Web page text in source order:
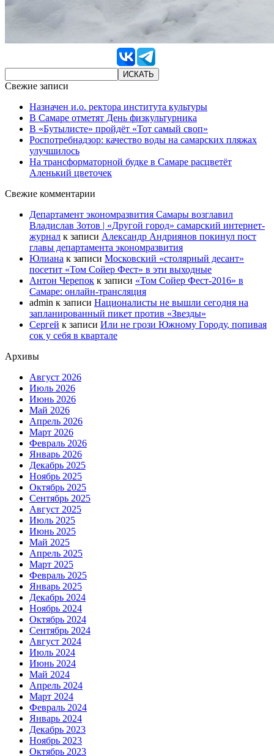
Свежие записи
Назначен и.о. ректора института культуры
В Самаре отметят День физкультурника
В «Бутылисте» пройдёт «Тот самый своп»
Роспотребнадзор: качество воды на самарских пляжах
улучшилось
На трансформаторной будке в Самаре расцветёт
Аленький цветочек
Свежие комментарии
Департамент экономразвития Самары возглавил
Владислав Зотов | «Другой город» самарский интернет-
журнал к записи Александр Андриянов покинул пост
главы департамента экономразвития
Юлиана к записи Московский «столярный десант»
посетит «Том Сойер Фест» в эти выходные
Антон Черепок к записи «Том Сойер Фест-2016» в
Самаре: онлайн-трансляция
admin к записи Националисты не вышли сегодня на
запланированный пикет против «Звезды»
Сергей к записи Или не грози Южному Городу, попивая
сок у себя в квартале
Архивы
Август 2026
Июль 2026
Июнь 2026
Май 2026
Апрель 2026
Март 2026
Февраль 2026
Январь 2026
Декабрь 2025
Ноябрь 2025
Октябрь 2025
Сентябрь 2025
Август 2025
Июль 2025
Июнь 2025
Май 2025
Апрель 2025
Март 2025
Февраль 2025
Январь 2025
Декабрь 2024
Ноябрь 2024
Октябрь 2024
Сентябрь 2024
Август 2024
Июль 2024
Июнь 2024
Май 2024
Апрель 2024
Март 2024
Февраль 2024
Январь 2024
Декабрь 2023
Ноябрь 2023
Октябрь 2023